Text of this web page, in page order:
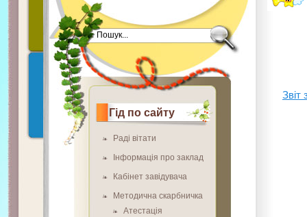
Гід по сайту
Раді вітати
Інформація про заклад
Кабінет завідувача
Методична скарбничка
Атестація
Звіт